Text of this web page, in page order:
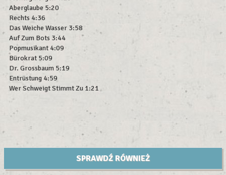
Aberglaube 5:20
Rechts 4:36
Das Weiche Wasser 3:58
Auf Zum Bots 3:44
Popmusikant 4:09
Bürokrat 5:09
Dr. Grossbaum 5:19
Entrüstung 4:59
Wer Schweigt Stimmt Zu 1:21
SPRAWDŹ RÓWNIEŻ